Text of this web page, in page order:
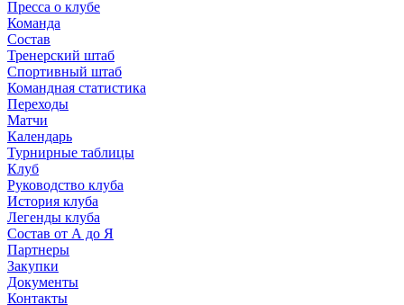
Пресса о клубе
Команда
Состав
Тренерский штаб
Спортивный штаб
Командная статистика
Переходы
Матчи
Календарь
Турнирные таблицы
Клуб
Руководство клуба
История клуба
Легенды клуба
Состав от А до Я
Партнеры
Закупки
Документы
Контакты